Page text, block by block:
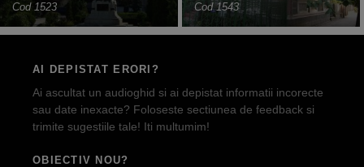
Cod 1523 Cod 1543
AI DEPISTAT ERORI?
Ai ascultat un audioghid si ai depistat informatii incorecte
sau date inexacte? Foloseste sectiunea de feedback si
trimite sugestiile tale! Iti multumim!
OBIECTIV NOU?